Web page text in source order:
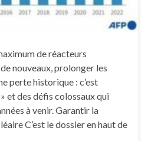
de réacteurs
nouveaux, prolonger les
perte historique : c’est
et des défis colossaux qui
à venir. Garantir la
C’est le dossier en haut de